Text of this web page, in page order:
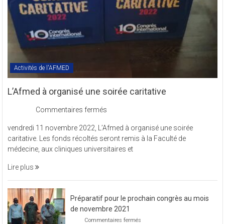
Activités de l'AFMED
L’Afmed à organisé une soirée caritative
Commentaires fermés
à
organisé
une
vendredi 11 novembre 2022, L’Afmed à organisé une soirée
caritative. Les fonds récoltés seront remis à la Faculté de
médecine, aux cliniques universitaires et
Lire plus
Préparatif pour le prochain congrès au mois
de novembre 2021
Commentaires fermés